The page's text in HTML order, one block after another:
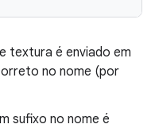
textura é enviado em
no nome (por
sufixo no nome é